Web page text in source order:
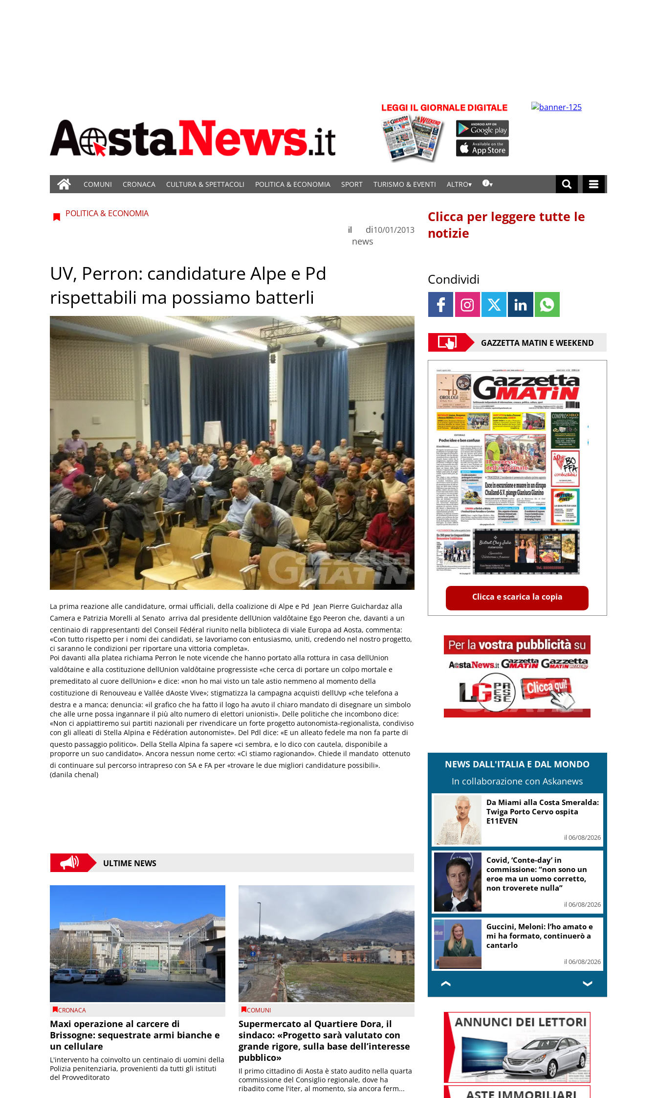
COMUNI CRONACA CULTURA & SPETTACOLI POLITICA & ECONOMIA SPORT TURISMO & EVENTI ALTRO
POLITICA & ECONOMIA
di
news
il 10/01/2013
UV, Perron: candidature Alpe e Pd
rispettabili ma possiamo batterli
La prima reazione alle candidature, ormai ufficiali, della coalizione di Alpe e Pd  Jean Pierre Guichardaz alla
Camera e Patrizia Morelli al Senato  arriva dal presidente dellUnion valdôtaine Ego Peeron che, davanti a un
centinaio di rappresentanti del Conseil Fédéral riunito nella biblioteca di viale Europa ad Aosta, commenta:
«Con tutto rispetto per i nomi dei candidati, se lavoriamo con entusiasmo, uniti, credendo nel nostro progetto,
ci saranno le condizioni per riportare una vittoria completa».
Poi davanti alla platea richiama Perron le note vicende che hanno portato alla rottura in casa dellUnion
valdôtaine e alla costituzione dellUnion valdôtaine progressiste «che cerca di portare un colpo mortale e
premeditato al cuore dellUnion» e dice: «non ho mai visto un tale astio nemmeno al momento della
costituzione di Renouveau e Vallée dAoste Vive»; stigmatizza la campagna acquisti dellUvp «che telefona a
destra e a manca; denuncia: «il grafico che ha fatto il logo ha avuto il chiaro mandato di disegnare un simbolo
che alle urne possa ingannare il più alto numero di elettori unionisti». Delle politiche che incombono dice:
«Non ci appiattiremo sui partiti nazionali per rivendicare un forte progetto autonomista-regionalista, condiviso
con gli alleati di Stella Alpina e Fédération autonomiste». Del Pdl dice: «E un alleato fedele ma non fa parte di
questo passaggio politico». Della Stella Alpina fa sapere «ci sembra, e lo dico con cautela, disponibile a
proporre un suo candidato». Ancora nessun nome certo: «Ci stiamo ragionando». Chiede il mandato  ottenuto 
di continuare sul percorso intrapreso con SA e FA per «trovare le due migliori candidature possibili».
(danila chenal)
ULTIME NEWS
CRONACA
Maxi operazione al carcere di
Brissogne: sequestrate armi bianche e
un cellulare
L'intervento ha coinvolto un centinaio di uomini della
Polizia penitenziaria, provenienti da tutti gli istituti
del Provveditorato
COMUNI
Supermercato al Quartiere Dora, il
sindaco: «Progetto sarà valutato con
grande rigore, sulla base dell’interesse
pubblico»
Il primo cittadino di Aosta è stato audito nella quarta
commissione del Consiglio regionale, dove ha
ribadito come l'iter, al momento, sia ancora ferm...
Clicca per leggere tutte le
notizie
Condividi
GAZZETTA MATIN E WEEKEND
Clicca e scarica la copia
NEWS DALL'ITALIA E DAL MONDO
In collaborazione con Askanews
Da Miami alla Costa Smeralda:
Twiga Porto Cervo ospita
E11EVEN
il 06/08/2026
Covid, ‘Conte-day’ in
commissione: “non sono un
eroe ma un uomo corretto,
non troverete nulla”
il 06/08/2026
Guccini, Meloni: l’ho amato e
mi ha formato, continuerò a
cantarlo
il 06/08/2026
❮ ❯